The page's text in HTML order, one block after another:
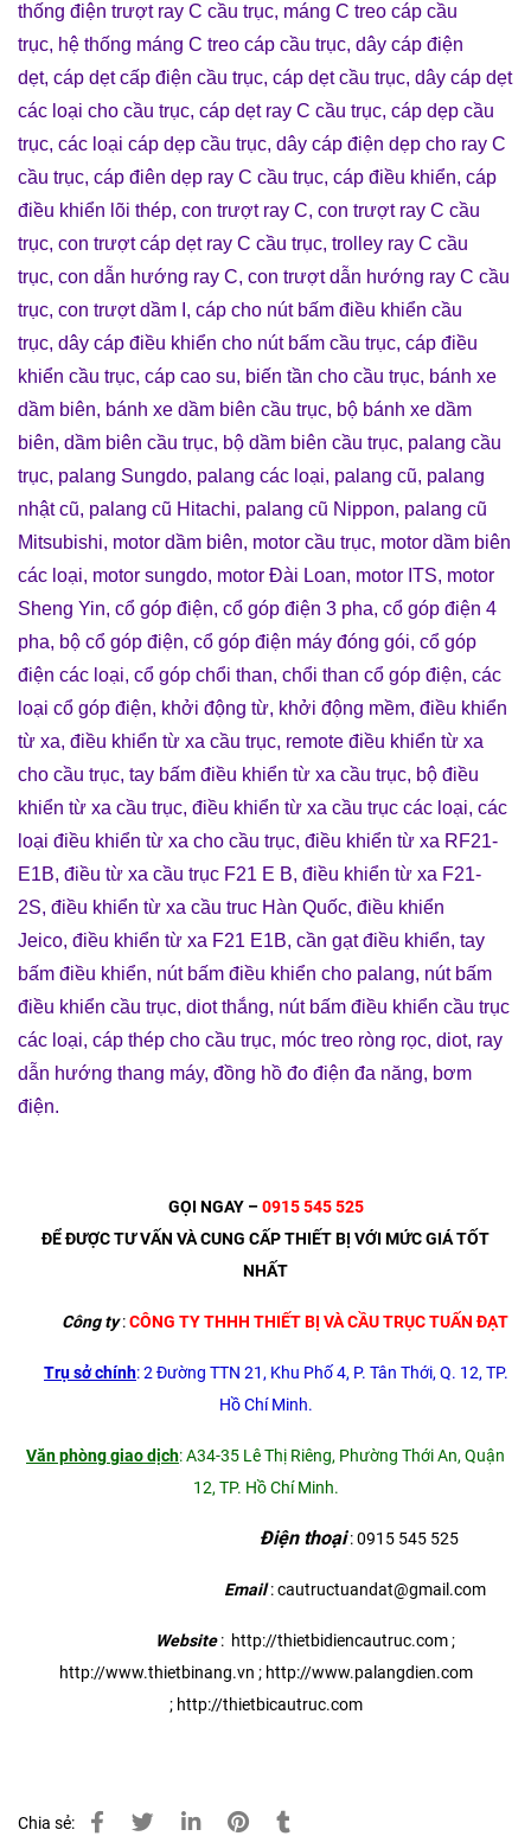
thống điện trượt ray C cầu trục, máng C treo cáp cầu
trục, hệ thống máng C treo cáp cầu trục, dây cáp điện
dẹt, cáp dẹt cấp điện cầu trục, cáp dẹt cầu trục, dây cáp dẹt
các loại cho cầu trục, cáp dẹt ray C cầu trục, cáp dẹp cầu
trục, các loại cáp dẹp cầu trục, dây cáp điện dẹp cho ray C
cầu trục, cáp điên dẹp ray C cầu trục, cáp điều khiển, cáp
điều khiển lõi thép, con trượt ray C, con trượt ray C cầu
trục, con trượt cáp dẹt ray C cầu trục, trolley ray C cầu
trục, con dẫn hướng ray C, con trượt dẫn hướng ray C cầu
trục, con trượt dầm I , cáp cho nút bấm điều khiển cầu
trục, dây cáp điều khiển cho nút bấm cầu trục, cáp điều
khiển cầu trục, cáp cao su, biến tần cho cầu trục, bánh xe
dầm biên, bánh xe dầm biên cầu trục, bộ bánh xe dầm
biên, dầm biên cầu trục, bộ dầm biên cầu trục, palang cầu
trục, palang Sungdo, palang các loại, palang cũ, palang
nhật cũ, palang cũ Hitachi, palang cũ Nippon, palang cũ
Mitsubishi, motor dầm biên, motor cầu trục, motor dầm biên
các loại, motor sungdo, motor Đài Loan, motor ITS, motor
Sheng Yin, cổ góp điện, cổ góp điện 3 pha, cổ góp điện 4
pha, bộ cổ góp điện, cổ góp điện máy đóng gói, cổ góp
điện các loại, cổ góp chổi than, chổi than cổ góp điện, các
loại cổ góp điện, khởi động từ, khởi động mềm, điều khiển
từ xa, điều khiển từ xa cầu trục, remote điều khiển từ xa
cho cầu trục, tay bấm điều khiển từ xa cầu trục, bộ điều
khiển từ xa cầu trục, điều khiển từ xa cầu trục các loại, các
loại điều khiển từ xa cho cầu trục, điều khiển từ xa RF21-
E1B, điều từ xa cầu trục F21 E B, điều khiển từ xa F21-
2S, điều khiển từ xa cầu truc Hàn Quốc, điều khiển
Jeico, điều khiển từ xa F21 E1B, cần gạt điều khiển, tay
bấm điều khiển, nút bấm điều khiển cho palang, nút bấm
điều khiển cầu trục, diot thắng, nút bấm điều khiển cầu trục
các loại, cáp thép cho cầu trục, móc treo ròng rọc, diot, ray
dẫn hướng thang máy, đồng hồ đo điện đa năng, bơm
điện.
GỌI NGAY –0915 545 525
ĐỂ ĐƯỢC TƯ VẤN VÀ CUNG CẤP THIẾT BỊ VỚI MỨC GIÁ TỐT
NHẤT
Công ty:CÔNG TY THHH THIẾT BỊ VÀ CẦU TRỤC TUẤN ĐẠT
Trụ sở chính: 2 Đường TTN 21, Khu Phố 4, P. Tân Thới, Q. 12, TP.
Hồ Chí Minh.
Văn phòng giao dịch: A34-35 Lê Thị Riêng, Phường Thới An, Quận
12, TP. Hồ Chí Minh.
Điện thoại: 0915 545 525
Email: cautructuandat@gmail.com
Website: http://thietbidiencautruc.com;
http://www.thietbinang.vn ; http://www.palangdien.com
; http://thietbicautruc.com
Chia sẻ: